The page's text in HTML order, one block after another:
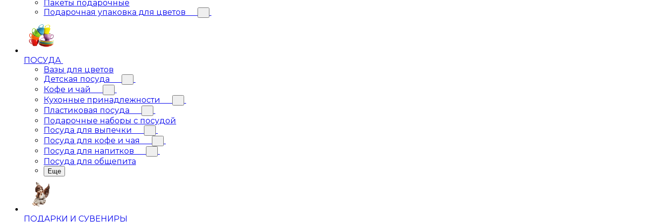
Пакеты подарочные
Подарочная упаковка для цветов
ПОСУДА
Вазы для цветов
Детская посуда
Кофе и чай
Кухонные принадлежности
Пластиковая посуда
Подарочные наборы с посудой
Посуда для выпечки
Посуда для кофе и чая
Посуда для напитков
Посуда для общепита
Еще
ПОДАРКИ И СУВЕНИРЫ